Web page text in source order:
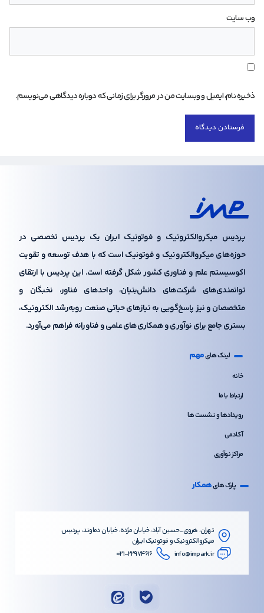
وب‌ سایت
ذخیره نام، ایمیل و وبسایت من در مرورگر برای زمانی که دوباره دیدگاهی می‌نویسم.
پردیس میکروالکترونیک و فوتونیک ایران یک پردیس تخصصی در
حوزه‌های میکروالکترونیک و فوتونیک است که با هدف توسعه و تقویت
اکوسیستم علم و فناوری کشور شکل گرفته است. این پردیس با ارتقای
توانمندی‌های شرکت‌های دانش‌بنیان، واحدهای فناور، نخبگان و
متخصصان و نیز پاسخ‌گویی به نیازهای حیاتی صنعت رو‌به‌رشد الکترونیک،
بستری جامع برای نوآوری و همکاری‌های علمی و فناورانه فراهم می‌آورد.
لینک هایمهم
خانه
ارتباط با ما
رویدادها و نشست ها
آکادمی
مراکز نوآوری
پارک هایهمکار
تهران، هروی_حسین آباد، خیابان مژده، خیابان دماوند، پردیس
میکروالکترونیک و فوتونیک ایران
info@impark.ir
۰۲۱-۲۲۹۷۴۶۱۶